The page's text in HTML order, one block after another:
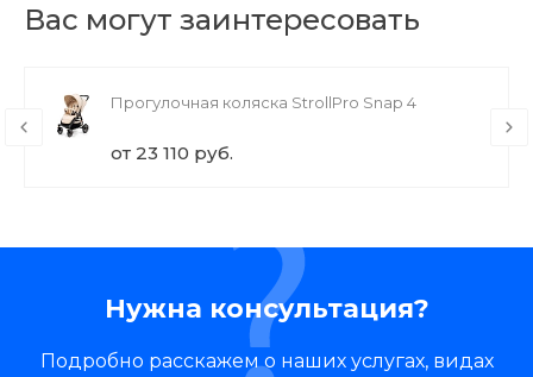
Вас могут заинтересовать
Прогулочная коляска StrollPro Snap 4
от 23 110 руб.
Нужна консультация?
Подробно расскажем о наших услугах, видах